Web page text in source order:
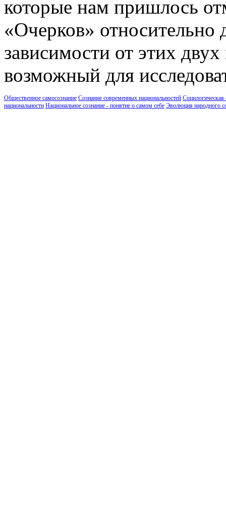
которые нам пришлось
«Очерков» относительно
зависимости от этих
возможный для
Общественное самосознание Сознание современных национальностей Социлогическая
национальности Национальное сознание - понятие о самом себе Эволюция народного